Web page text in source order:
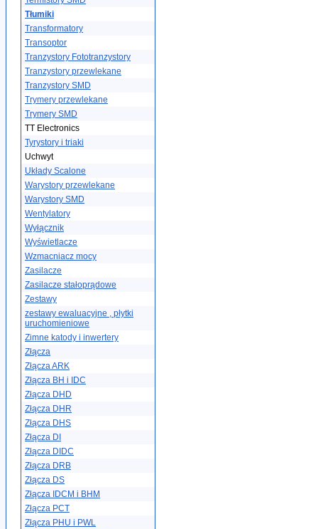
Tłumiki
Transformatory
Transoptor
Tranzystory Fototranzystory
Tranzystory przewlekane
Tranzystory SMD
Trymery przewlekane
Trymery SMD
TT Electronics
Tyrystory i triaki
Uchwyt
Układy Scalone
Warystory przewlekane
Warystory SMD
Wentylatory
Wyłącznik
Wyświetlacze
Wzmacniacz mocy
Zasilacze
Zasilacze stałoprądowe
Zestawy
zestawy ewaluacyjne , płytki
uruchomieniowe
Zimne katody i inwertery
Złącza
Złącza ARK
Złącza BH i IDC
Złącza DHD
Złącza DHR
Złącza DHS
Złącza DI
Złącza DIDC
Złącza DRB
Złącza DS
Złącza IDCM i BHM
Złącza PCT
Złącza PHU i PWL